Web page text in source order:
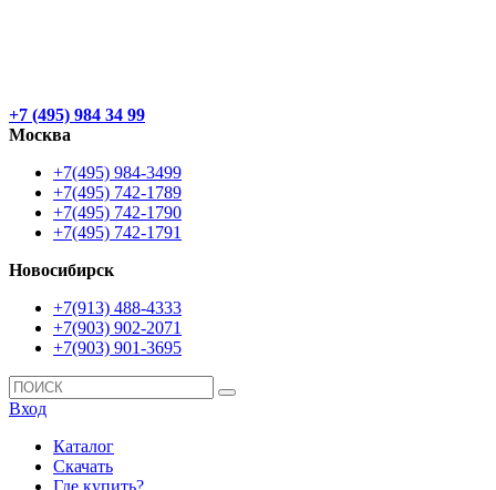
+7 (495) 984 34 99
Москва
+7(495) 984-3499
+7(495) 742-1789
+7(495) 742-1790
+7(495) 742-1791
Новосибирск
+7(913) 488-4333
+7(903) 902-2071
+7(903) 901-3695
Вход
Каталог
Скачать
Где купить?